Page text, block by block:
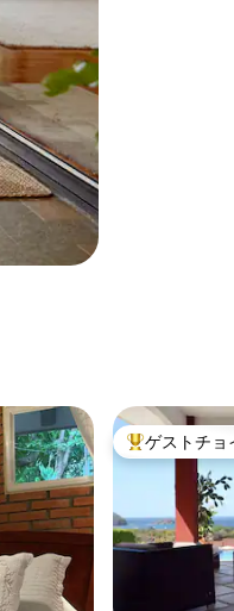
大好評のゲス
ゲストチョ